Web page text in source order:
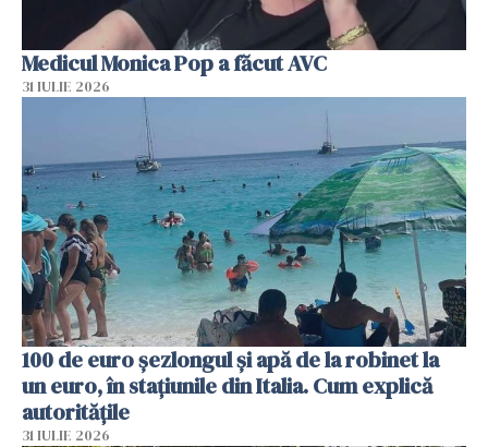
Medicul Monica Pop a făcut AVC
31 IULIE 2026
100 de euro șezlongul și apă de la robinet la
un euro, în stațiunile din Italia. Cum explică
autoritățile
31 IULIE 2026